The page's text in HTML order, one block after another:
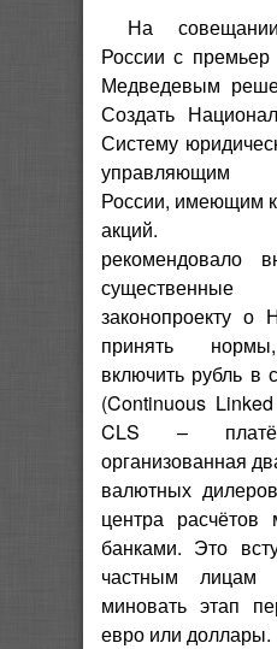
На совещании
России с
Медведевым
Создать
Систему
управляющим
России, имеющим
акций.
рекомендовало
законопроекту
принять
включить рубль в
(Continuous
CLS –
организованная
валютных
центра
банками. Это
частным лицам
миновать этап
евро или доллары.